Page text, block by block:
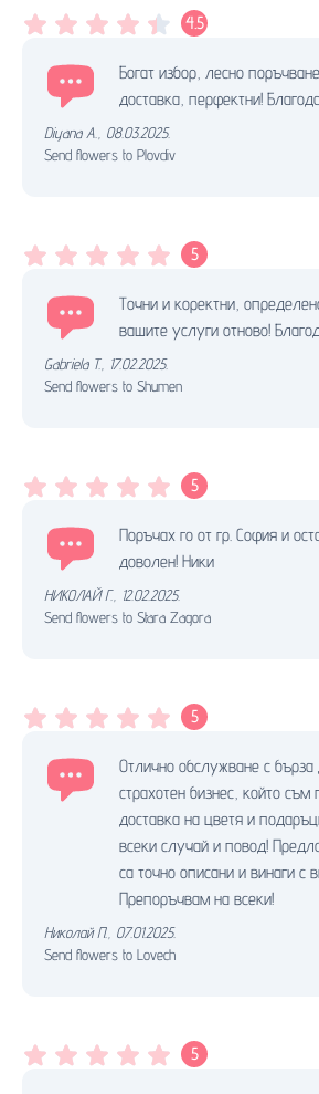
4.5
Богат избор, лесно
доставка, перфектни!
Diyana A.
08.03.2025.
Send flowers to Plovdiv
5
Точни и коректни,
вашите услуги отново!
Gabriela T., 17.02.2025.
Send flowers to Shumen
5
Поръчах го от гр. София и
доволен! Ники
НИКОЛАЙ Г., 12.02.2025.
Send flowers to Stara Zagora
5
Отлично обслужване с бърза
страхотен бизнес, който съм
доставка на цветя и
всеки случай и повод!
са точно описани и винаги с
Препоръчвам на всеки!
Николай П. 07.01.2025.
Send flowers to Lovech
5